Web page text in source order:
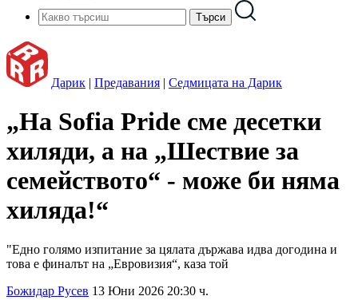
Дарик | Предавания | Седмицата на Дарик
„На Sofia Pride сме десетки
хиляди, а на „Шествие за
семейството“ - може би няма
хиляда!“
"Едно голямо изпитание за цялата държава идва догодина и
това е финалът на „Евровизия“, каза той
Божидар Русев 13 Юни 2026 20:30 ч.